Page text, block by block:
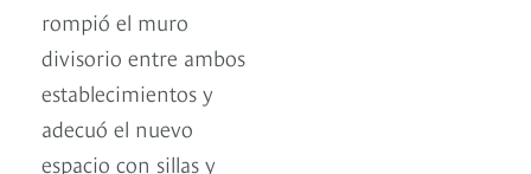
rompió el muro
divisorio entre ambos
establecimientos y
adecuó el nuevo
espacio con sillas y